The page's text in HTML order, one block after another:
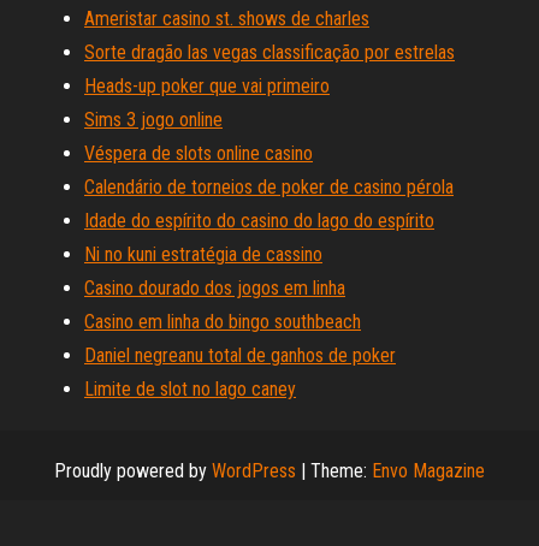
Ameristar casino st. shows de charles
Sorte dragão las vegas classificação por estrelas
Heads-up poker que vai primeiro
Sims 3 jogo online
Véspera de slots online casino
Calendário de torneios de poker de casino pérola
Idade do espírito do casino do lago do espírito
Ni no kuni estratégia de cassino
Casino dourado dos jogos em linha
Casino em linha do bingo southbeach
Daniel negreanu total de ganhos de poker
Limite de slot no lago caney
Proudly powered by WordPress | Theme: Envo Magazine